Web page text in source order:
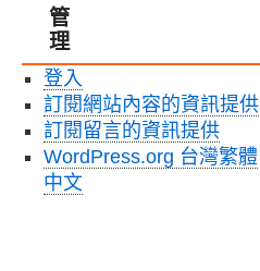
管
理
登入
訂閱網站內容的資訊提供
訂閱留言的資訊提供
WordPress.org 台灣繁體
中文